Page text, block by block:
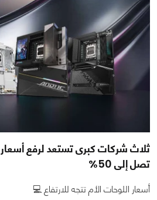
ثلاث شركات كبرى تستعد لرفع أسعار
تصل إلى 50%
أسعار اللوحات الأم تتجه للارتفاع 💻